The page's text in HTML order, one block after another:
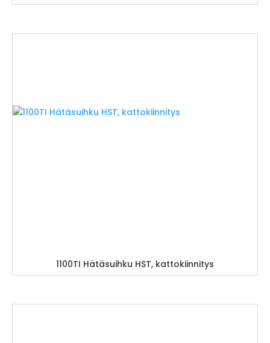
1100TI Hätäsuihku HST, kattokiinnitys